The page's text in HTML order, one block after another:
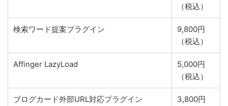
（税込）
検索ワード提案プラグイン
9,800円
（税込）
Affinger LazyLoad
5,000円
（税込）
ブログカード外部URL対応プラグイン
3,800円